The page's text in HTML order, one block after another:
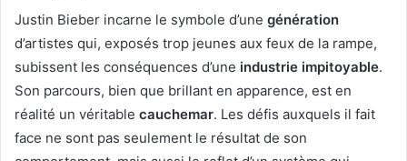
Justin Bieber incarne le symbole d’une génération
d’artistes qui, exposés trop jeunes aux feux de la rampe,
subissent les conséquences d’une industrie impitoyable.
Son parcours, bien que brillant en apparence, est en
réalité un véritable cauchemar. Les défis auxquels il fait
face ne sont pas seulement le résultat de son